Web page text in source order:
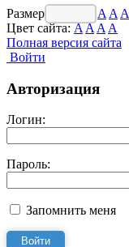
Размер шрифта: A A A
Цвет сайта:AA A A
Полная версия сайта
Войти
Авторизация
Логин:
Пароль:
Запомнить меня